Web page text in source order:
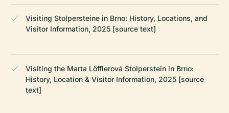
Visiting Stolpersteine in Brno: History, Locations, and
Visitor Information, 2025 [source text]
Visiting the Marta Löfflerová Stolperstein in Brno:
History, Location & Visitor Information, 2025 [source
text]